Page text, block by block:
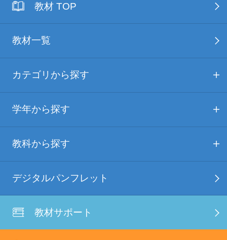
教材 TOP
教材一覧
カテゴリから探す
学年から探す
教科から探す
デジタルパンフレット
教材サポート